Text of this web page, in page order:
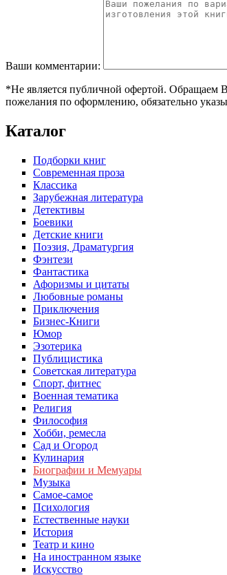
Ваши комментарии:
*Не является публичной офертой. Обращаем
пожелания по оформлению, обязательно
Каталог
Подборки книг
Современная проза
Классика
Зарубежная литература
Детективы
Боевики
Детские книги
Поэзия, Драматургия
Фэнтези
Фантастика
Афоризмы и цитаты
Любовные романы
Приключения
Бизнес-Книги
Юмор
Эзотерика
Публицистика
Советская литература
Спорт, фитнес
Военная тематика
Религия
Философия
Хобби, ремесла
Сад и Огород
Кулинария
Биографии и Мемуары
Музыка
Самое-самое
Психология
Естественные науки
История
Театр и кино
На иностранном языке
Искусство